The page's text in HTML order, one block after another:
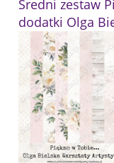
Średni zestaw
dodatki Olga